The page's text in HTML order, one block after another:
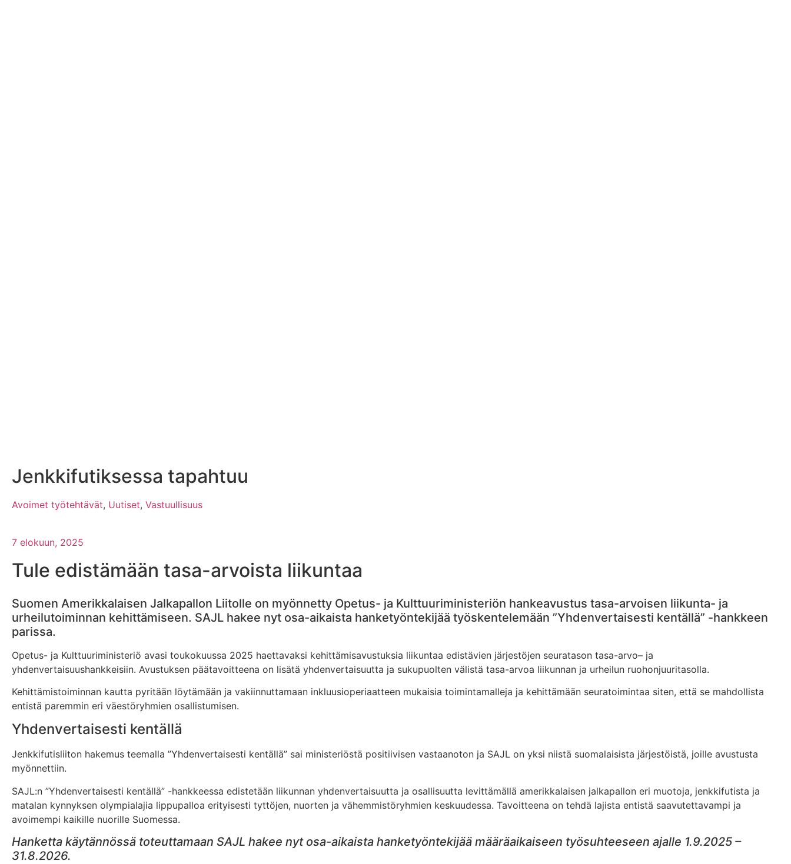
Jenkkifutiksessa tapahtuu
Avoimet työtehtävät, Uutiset, Vastuullisuus
7 elokuun, 2025
Tule edistämään tasa-arvoista liikuntaa
Suomen Amerikkalaisen Jalkapallon Liitolle on myönnetty Opetus- ja Kulttuuriministeriön hankeavustus tasa-arvoisen liikunta- ja
urheilutoiminnan kehittämiseen. SAJL hakee nyt osa-aikaista hanketyöntekijää työskentelemään ”Yhdenvertaisesti kentällä” -hankkeen
parissa.
Opetus- ja Kulttuuriministeriö avasi toukokuussa 2025 haettavaksi kehittämisavustuksia liikuntaa edistävien järjestöjen seuratason tasa-arvo– ja
yhdenvertaisuushankkeisiin. Avustuksen päätavoitteena on lisätä yhdenvertaisuutta ja sukupuolten välistä tasa-arvoa liikunnan ja urheilun ruohonjuuritasolla.
Kehittämistoiminnan kautta pyritään löytämään ja vakiinnuttamaan inkluusioperiaatteen mukaisia toimintamalleja ja kehittämään seuratoimintaa siten, että se mahdollista
entistä paremmin eri väestöryhmien osallistumisen.
Yhdenvertaisesti kentällä
Jenkkifutisliiton hakemus teemalla ”Yhdenvertaisesti kentällä” sai ministeriöstä positiivisen vastaanoton ja SAJL on yksi niistä suomalaisista järjestöistä, joille avustusta
myönnettiin.
SAJL:n ”Yhdenvertaisesti kentällä” -hankkeessa edistetään liikunnan yhdenvertaisuutta ja osallisuutta levittämällä amerikkalaisen jalkapallon eri muotoja, jenkkifutista ja
matalan kynnyksen olympialajia lippupalloa erityisesti tyttöjen, nuorten ja vähemmistöryhmien keskuudessa. Tavoitteena on tehdä lajista entistä saavutettavampi ja
avoimempi kaikille nuorille Suomessa.
Hanketta käytännössä toteuttamaan SAJL hakee nyt osa-aikaista hanketyöntekijää määräaikaiseen työsuhteeseen ajalle 1.9.2025 –
31.8.2026.